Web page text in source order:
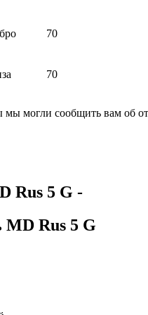
70
70
могли сообщить вам об
Rus 5 G -
Rus 5 G